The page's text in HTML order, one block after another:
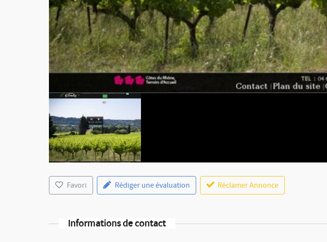
Favori Rédiger une évaluation Réclamer Annonce
Informations de contact